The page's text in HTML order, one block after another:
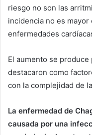
riesgo no son las
incidencia no es
enfermedades
El aumento se
destacaron como
con la complejidad de
La enfermedad de
causada por una